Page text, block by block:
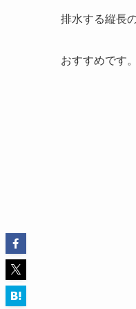
排水する縦長
おすすめです。